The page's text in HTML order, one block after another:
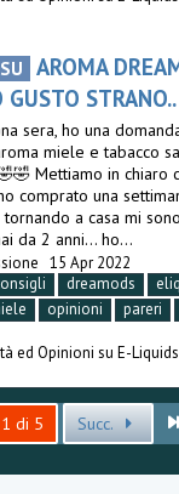
AROMA
GUSTO STRANO..
sera, ho una
miele e tabacco
Mettiamo in chiaro
comprato una
a casa mi
da 2 anni... ho...
15 Apr 2022
dreamods
opinioni pareri
ed Opinioni su E-
1 di 5 Succ.